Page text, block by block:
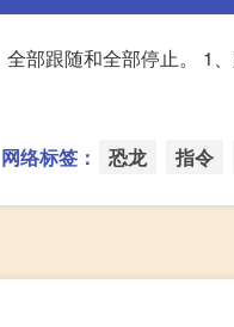
部跟随和全部停止。 1
网络标签： 恐龙 指令